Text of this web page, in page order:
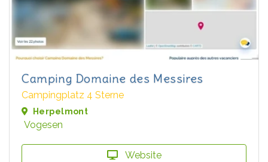
Camping Domaine des Messires
Campingplatz 4 Sterne
Herpelmont
Vogesen
Website